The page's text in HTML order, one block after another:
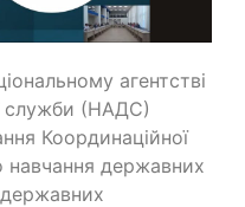
агентстві
служби (НАДС)
Координаційної
навчання державних
державних